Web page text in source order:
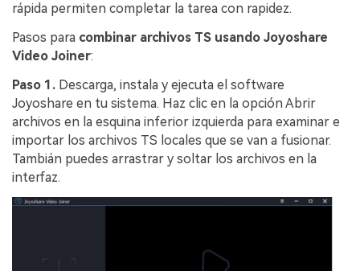
rápida permiten completar la tarea con rapidez.
Pasos para combinar archivos TS usando Joyoshare
Video Joiner:
Paso 1. Descarga, instala y ejecuta el software
Joyoshare en tu sistema. Haz clic en la opción Abrir
archivos en la esquina inferior izquierda para examinar e
importar los archivos TS locales que se van a fusionar.
Tambián puedes arrastrar y soltar los archivos en la
interfaz.